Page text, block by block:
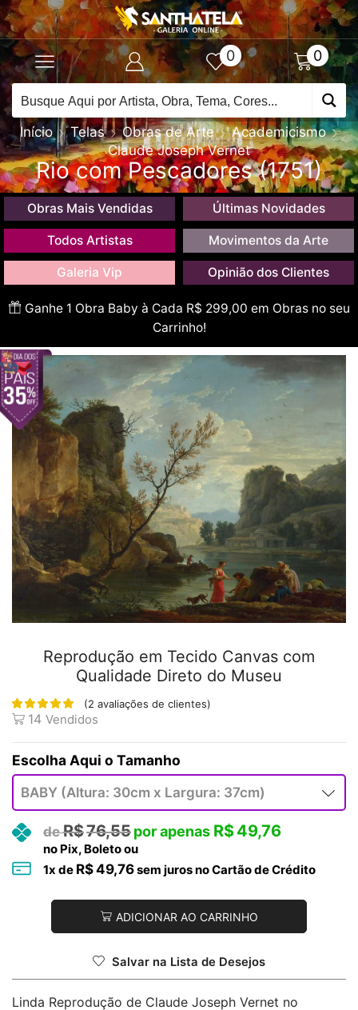
0 0
Início Telas Obras de Arte
Academicismo
Claude Joseph Vernet
Rio com Pescadores (1751)
Obras Mais Vendidas Últimas Novidades
Todos Artistas Movimentos da Arte
Galeria Vip Opinião dos Clientes
Ganhe 1 Obra Baby à Cada R$ 299,00 em Obras no seu
Carrinho!
Reprodução em Tecido Canvas com
Qualidade Direto do Museu
(2 avaliações de clientes)
14 Vendidos
Tamanho
R$76,55 R$49,76
no Pix, Boleto ou
1x de R$49,76sem juros no Cartão de Crédito
ADICIONAR AO CARRINHO
Salvar na Lista de Desejos
Linda Reprodução de Claude Joseph Vernet no